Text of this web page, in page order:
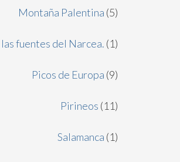
Montaña Palentina (5)
fuentes del Narcea. (1)
Picos de Europa (9)
Pirineos (11)
Salamanca (1)